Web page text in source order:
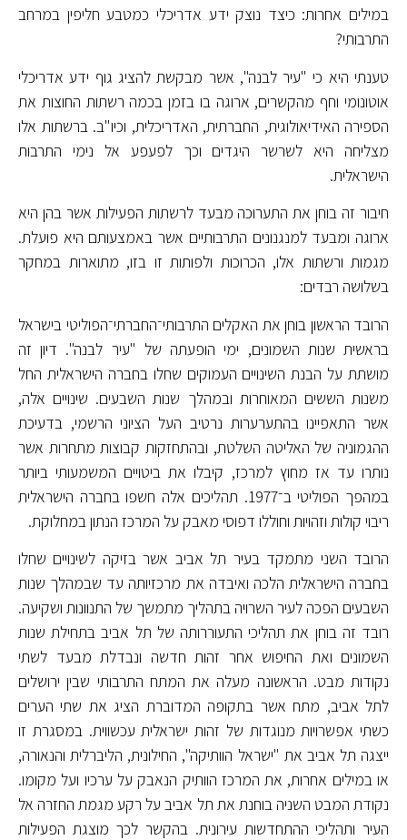
במילים אחרות: כיצד נוצק ידע אדריכלי כמטבע חליפין במרחב
התרבותי?
טענתי היא כי "עיר לבנה", אשר מבקשת להציג גוף ידע אדריכלי
אוטונומי וחף מהקשרים, ארוגה בו בזמן בכמה רשתות החוצות את
הספירה האידיאולוגית, החברתית, האדריכלית, וכיו"ב. ברשתות אלו
מצליחה היא לשרשר היגדים וכך לפעפע אל נימי התרבות
הישראלית.
חיבור זה בוחן את התערוכה מבעד לרשתות הפעילות אשר בהן היא
ארוגה ומבעד למנגנונים התרבותיים אשר באמצעותם היא פועלת.
מגמות ורשתות אלו, הכרוכות ולפותות זו בזו, מתוארות במחקר
בשלושה רבדים:
הרובד הראשון בוחן את האקלים התרבותי־החברתי־הפוליטי בישראל
בראשית שנות השמונים, ימי הופעתה של "עיר לבנה". דיון זה
מושתת על הבנת השינויים העמוקים שחלו בחברה הישראלית החל
משנות הששים המאוחרות ובמהלך שנות השבעים. שינויים אלה,
אשר התאפיינו בהתערערות נרטיב העל הציוני הרשמי, בדעיכת
ההגמוניה של האליטה השלטת, ובהתחזקות קבוצות מתחרות אשר
נותרו עד אז מחוץ למרכז, קיבלו את ביטויים המשמעותי ביותר
במהפך הפוליטי ב־1977. תהליכים אלה חשפו בחברה הישראלית
ריבוי קולות וזהויות וחוללו דפוסי מאבק על המרכז הנתון במחלוקת.
הרובד השני מתמקד בעיר תל אביב אשר בזיקה לשינויים שחלו
בחברה הישראלית הלכה ואיבדה את מרכזיותה עד שבמהלך שנות
השבעים הפכה לעיר השרויה בתהליך מתמשך של התנוונות ושקיעה.
רובד זה בוחן את תהליכי התעוררותה של תל אביב בתחילת שנות
השמונים ואת החיפוש אחר זהות חדשה ונבדלת מבעד לשתי
נקודות מבט. הראשונה מעלה את המתח התרבותי שבין ירושלים
לתל אביב, מתח אשר בתקופה המדוברת הציג את שתי הערים
כשתי אפשרויות מנוגדות של זהות ישראלית עכשווית. במסגרת זו
ייצגה תל אביב את "ישראל הוותיקה", החילונית, הליברלית והנאורה,
או במילים אחרות, את המרכז הוותיק הנאבק על ערכיו ועל מקומו.
נקודת המבט השניה בוחנת את תל אביב על רקע מגמת החזרה אל
העיר ותהליכי ההתחדשות עירונית. בהקשר לכך מוצגת הפעילות